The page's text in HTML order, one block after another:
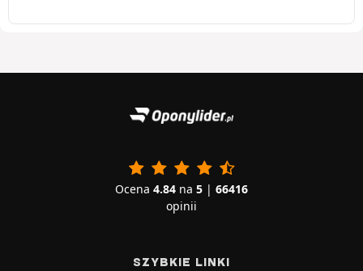
Ocena 4.84 na 5 | 66416
opinii
SZYBKIE LINKI